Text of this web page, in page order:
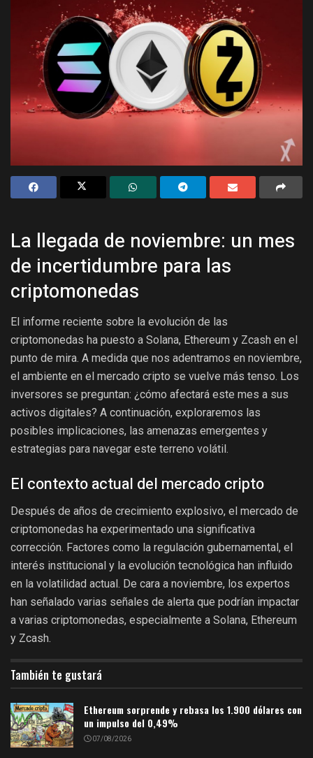
La llegada de noviembre: un mes
de incertidumbre para las
criptomonedas
El informe reciente sobre la evolución de las
criptomonedas ha puesto a Solana, Ethereum y Zcash en el
punto de mira. A medida que nos adentramos en noviembre,
el ambiente en el mercado cripto se vuelve más tenso. Los
inversores se preguntan: ¿cómo afectará este mes a sus
activos digitales? A continuación, exploraremos las
posibles implicaciones, las amenazas emergentes y
estrategias para navegar este terreno volátil.
El contexto actual del mercado cripto
Después de años de crecimiento explosivo, el mercado de
criptomonedas ha experimentado una significativa
corrección. Factores como la regulación gubernamental, el
interés institucional y la evolución tecnológica han influido
en la volatilidad actual. De cara a noviembre, los expertos
han señalado varias señales de alerta que podrían impactar
a varias criptomonedas, especialmente a Solana, Ethereum
y Zcash.
También te gustará
Ethereum sorprende y rebasa los 1.900 dólares con
un impulso del 0,49%
07/08/2026